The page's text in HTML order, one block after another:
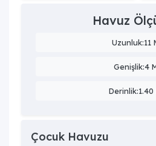
Havuz
Uzunluk:11
Genişlik:4
Derinlik:1.40
Çocuk Havuzu